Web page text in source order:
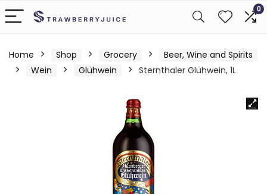
0
Home Shop Grocery
Beer, Wine and Spirits
Wein
Glühwein Sternthaler Glühwein, 1L